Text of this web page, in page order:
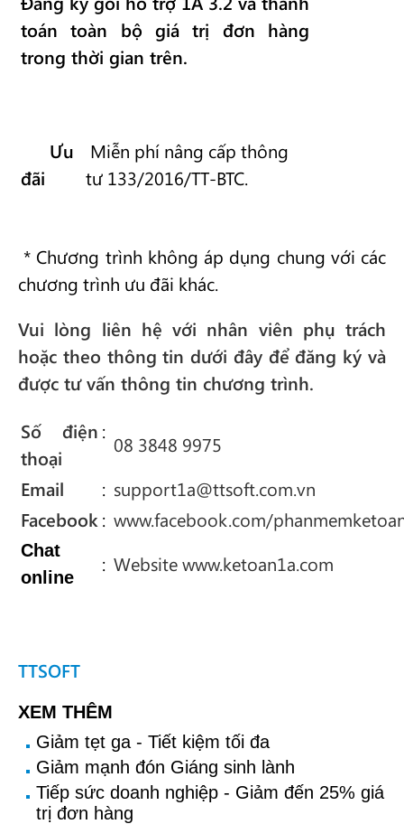
toán toàn bộ giá trị đơn hàng
trong thời gian trên.
Ưu
đãi
Miễn phí nâng cấp thông
tư 133/2016/TT-BTC.
* Chương trình không áp dụng chung với các
chương trình ưu đãi khác.
Vui lòng liên hệ với nhân viên phụ trách
hoặc theo thông tin dưới đây để đăng ký và
được tư vấn thông tin chương trình.
Số điện
thoại
:
08 3848 9975
Email
: support1a@ttsoft.com.vn
Facebook : www.facebook.com/
Chat
online
: Website www.ketoan1a.com
TTSOFT
XEM THÊM
Giảm tẹt ga - Tiết kiệm tối đa
Giảm mạnh đón Giáng sinh lành
Tiếp sức doanh nghiệp - Giảm đến 25% giá
trị đơn hàng